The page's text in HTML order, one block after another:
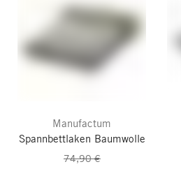
Manufactum
Spannbettlaken Baumwolle
74,90 €